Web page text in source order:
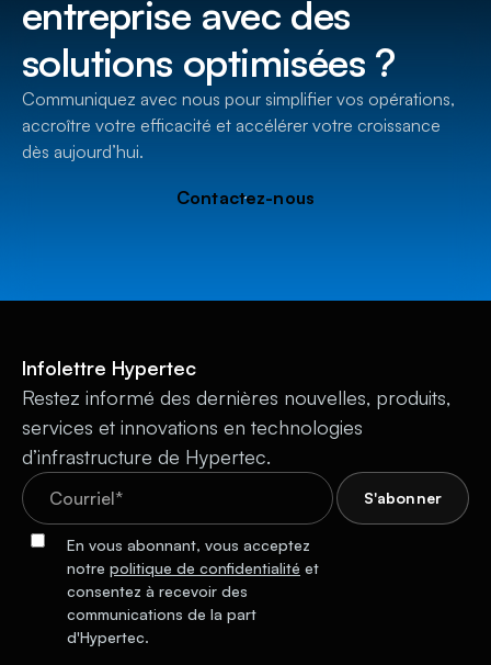
entreprise avec des
solutions optimisées ?
Communiquez avec nous pour simplifier vos opérations,
accroître votre efficacité et accélérer votre croissance
dès aujourd’hui.
Contactez-nous
Infolettre Hypertec
Restez informé des dernières nouvelles, produits,
services et innovations en technologies
d’infrastructure de Hypertec.
En vous abonnant, vous acceptez
notre politique de confidentialité et
consentez à recevoir des
communications de la part
d'Hypertec.